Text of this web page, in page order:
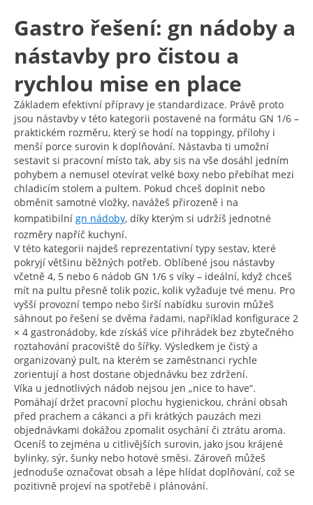
Gastro řešení: gn nádoby a
nástavby pro čistou a
rychlou mise en place
Základem efektivní přípravy je standardizace. Právě proto
jsou nástavby v této kategorii postavené na formátu GN 1/6 –
praktickém rozměru, který se hodí na toppingy, přílohy i
menší porce surovin k doplňování. Nástavba ti umožní
sestavit si pracovní místo tak, aby sis na vše dosáhl jedním
pohybem a nemusel otevírat velké boxy nebo přebíhat mezi
chladicím stolem a pultem. Pokud chceš doplnit nebo
obměnit samotné vložky, navážeš přirozeně i na
kompatibilní gn nádoby, díky kterým si udržíš jednotné
rozměry napříč kuchyní.
V této kategorii najdeš reprezentativní typy sestav, které
pokryjí většinu běžných potřeb. Oblíbené jsou nástavby
včetně 4, 5 nebo 6 nádob GN 1/6 s víky – ideální, když chceš
mít na pultu přesně tolik pozic, kolik vyžaduje tvé menu. Pro
vyšší provozní tempo nebo širší nabídku surovin můžeš
sáhnout po řešení se dvěma řadami, například konfigurace 2
× 4 gastronádoby, kde získáš více přihrádek bez zbytečného
roztahování pracoviště do šířky. Výsledkem je čistý a
organizovaný pult, na kterém se zaměstnanci rychle
zorientují a host dostane objednávku bez zdržení.
Víka u jednotlivých nádob nejsou jen „nice to have“.
Pomáhají držet pracovní plochu hygienickou, chrání obsah
před prachem a cákanci a při krátkých pauzách mezi
objednávkami dokážou zpomalit osychání či ztrátu aroma.
Oceníš to zejména u citlivějších surovin, jako jsou krájené
bylinky, sýr, šunky nebo hotové směsi. Zároveň můžeš
jednoduše označovat obsah a lépe hlídat doplňování, což se
pozitivně projeví na spotřebě i plánování.